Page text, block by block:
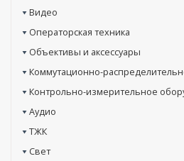
Видео
Операторская техника
Объективы и аксессуары
Коммутационно-
Контрольно-измерительное
Аудио
ТЖК
Свет